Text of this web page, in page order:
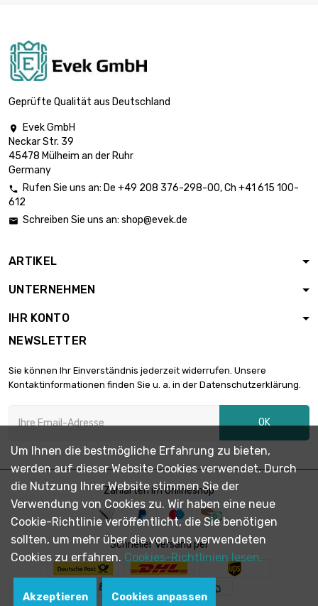
Geprüfte Qualität aus Deutschland

Evek GmbH
Neckar Str. 39
45478 Mülheim an der Ruhr
Germany
 Rufen Sie uns an: De +49 208 376-298-00, Ch +41 615 100-
612
 Schreiben Sie uns an: shop@evek.de
ARTIKEL
UNTERNEHMEN
IHR KONTO
NEWSLETTER
Sie können Ihr Einverständnis jederzeit widerrufen. Unsere
Kontaktinformationen finden Sie u. a. in der Datenschutzerklärung.
OK
Zahlarten im Onlineshop
Schneller Versand per
Um Ihnen die bestmögliche Erfahrung zu bieten,
werden auf dieser Website Cookies verwendet. Durch
die Nutzung Ihrer Website stimmen Sie der
Verwendung von Cookies zu. Wir haben eine neue
Cookie-Richtlinie veröffentlicht, die Sie benötigen
sollten, um mehr über die von uns verwendeten
Cookies zu erfahren. Cookies-Richtlinien lesen.
Akzeptieren Cookies anpassen